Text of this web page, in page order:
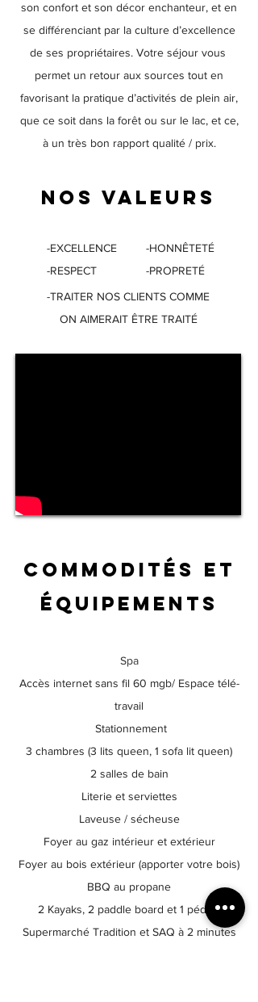
son confort et son décor enchanteur, et en
se différenciant par la culture d’excellence
de ses propriétaires. Votre séjour vous
permet un retour aux sources tout en
favorisant la pratique d’activités de plein air,
que ce soit dans la forêt ou sur le lac, et ce,
à un très bon rapport qualité / prix.
Nos valeurs
-EXCELLENCE
-RESPECT
-HONNÊTETÉ
-PROPRETÉ
-TRAITER NOS CLIENTS COMME
ON AIMERAIT ÊTRE TRAITÉ
Commodités et
équipements
Spa
Accès internet sans fil 60 mgb/ Espace télé-
travail
Stationnement
3 chambres (3 lits queen, 1 sofa lit queen)
2 salles de bain
Literie et serviettes
Laveuse / sécheuse
Foyer au gaz intérieur et extérieur
Foyer au bois extérieur (apporter votre bois)
BBQ au propane
2 Kayaks, 2 paddle board et 1 pédalo
Supermarché Tradition et SAQ à 2 minutes